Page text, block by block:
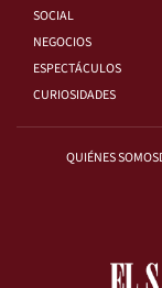
SOCIAL
NEGOCIOS
ESPECTÁCULOS
CURIOSIDADES
QUIÉNES SOMOS